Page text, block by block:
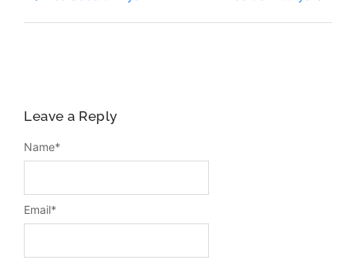
Leave a Reply
Name*
Email*